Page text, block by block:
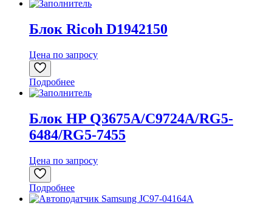
Блок Ricoh D1942150
Цена по запросу
Подробнее
Блок HP Q3675A/C9724A/RG5-
6484/RG5-7455
Цена по запросу
Подробнее